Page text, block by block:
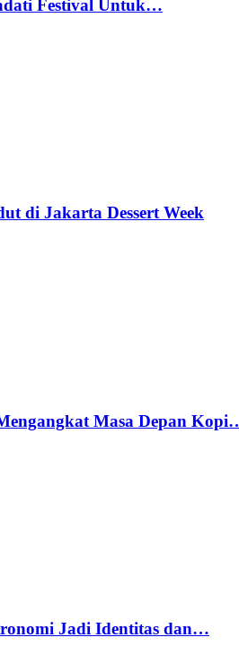
Festival Untuk…
di Jakarta Dessert Week
Masa Depan
Jadi Identitas dan…